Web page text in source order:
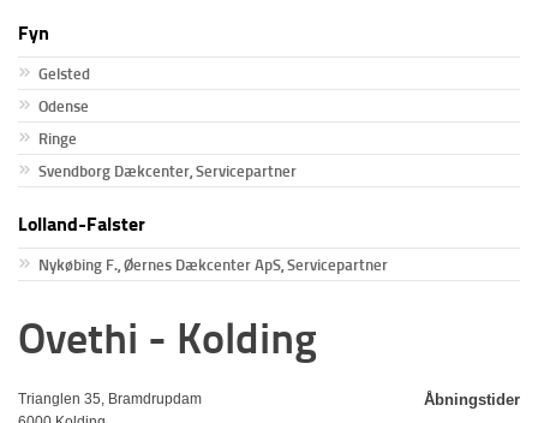
Fyn
Gelsted
Odense
Ringe
Svendborg Dækcenter, Servicepartner
Lolland-Falster
Nykøbing F., Øernes Dækcenter ApS, Servicepartner
Ovethi - Kolding
Trianglen 35, Bramdrupdam
Åbningstider